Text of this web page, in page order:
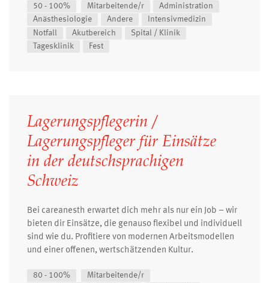
50 - 100% Mitarbeitende/r
Administration
Anästhesiologie
Andere
Intensivmedizin
Notfall
Akutbereich
Spital / Klinik
Tagesklinik
Fest
Lagerungspflegerin /
Lagerungspfleger für Einsätze
in der deutschsprachigen
Schweiz
Bei careanesth erwartet dich mehr als nur ein Job – wir
bieten dir Einsätze, die genauso flexibel und individuell
sind wie du. Profitiere von modernen Arbeitsmodellen
und einer offenen, wertschätzenden Kultur.
80 - 100%
Mitarbeitende/r